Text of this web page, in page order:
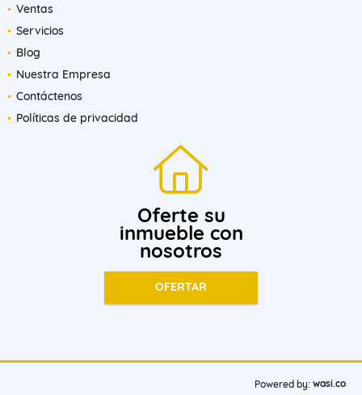
Ventas
Servicios
Blog
Nuestra Empresa
Contáctenos
Políticas de privacidad
Oferte su
inmueble con
nosotros
OFERTAR
Powered by: wasi.co